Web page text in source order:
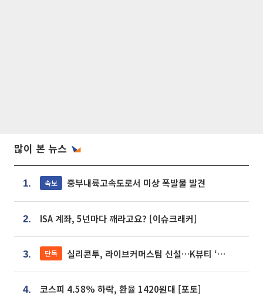
많이 본 뉴스
1. 속보 중부내륙고속도로서 미상 폭발물 발견
2. ISA 계좌, 5년마다 깨라고요? [이슈크래커]
3. 단독 실리콘투, 라이브커머스팀 신설…K뷰티 ‘글로벌 판매망’ 확대[K뷰티 라방戰]
4. 코스피 4.58% 하락, 환율 1420원대 [포토]